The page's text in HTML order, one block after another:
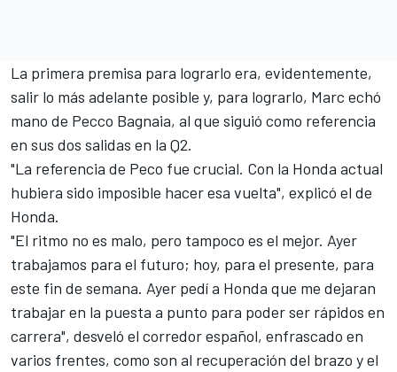
La primera premisa para lograrlo era, evidentemente,
salir lo más adelante posible y, para lograrlo, Marc echó
mano de Pecco Bagnaia, al que siguió como referencia
en sus dos salidas en la Q2.
"La referencia de Peco fue crucial. Con la Honda actual
hubiera sido imposible hacer esa vuelta", explicó el de
Honda.
"El ritmo no es malo, pero tampoco es el mejor. Ayer
trabajamos para el futuro; hoy, para el presente, para
este fin de semana. Ayer pedí a Honda que me dejaran
trabajar en la puesta a punto para poder ser rápidos en
carrera", desveló el corredor español, enfrascado en
varios frentes, como son al recuperación del brazo y el